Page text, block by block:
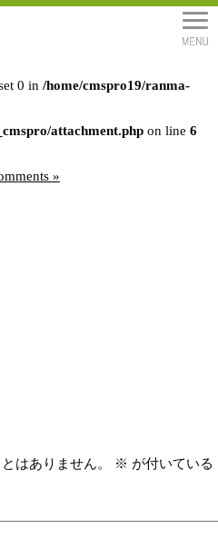
0 in /home/cmspro19/ranma-
attachment.php on line 6
»
はありません。
※ が付いている